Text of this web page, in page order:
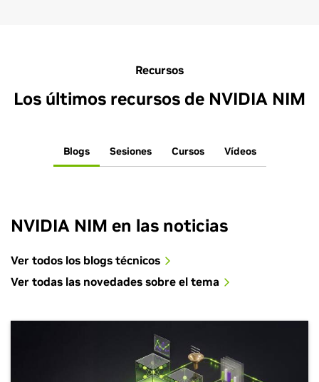
Recursos
Los últimos recursos de NVIDIA NIM
Blogs Sesiones Cursos Vídeos
NVIDIA NIM en las noticias
Ver todos los blogs técnicos
Ver todas las novedades sobre el tema